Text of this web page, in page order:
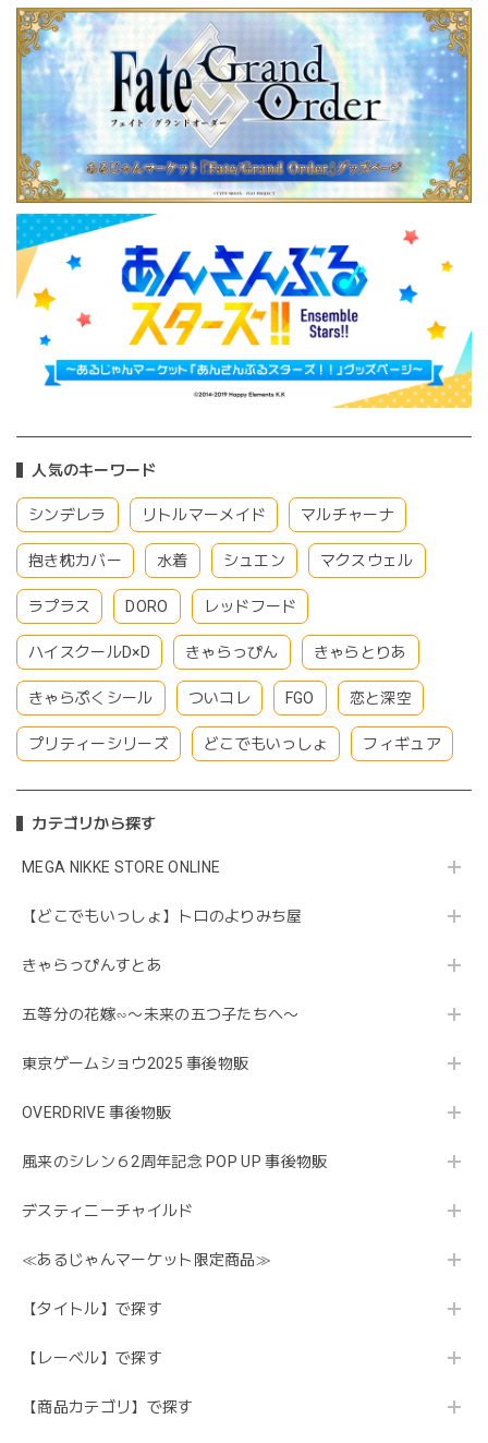
人気のキーワード
シンデレラ リトルマーメイド マルチャーナ
抱き枕カバー 水着 シュエン マクスウェル
ラプラス DORO レッドフード
ハイスクールD×D きゃらっぴん きゃらとりあ
きゃらぷくシール ついコレ FGO 恋と深空
プリティーシリーズ どこでもいっしょ フィギュア
カテゴリから探す
MEGA NIKKE STORE ONLINE
【どこでもいっしょ】トロのよりみち屋
きゃらっぴんすとあ
五等分の花嫁∽〜未来の五つ子たちへ〜
東京ゲームショウ2025 事後物販
OVERDRIVE 事後物販
風来のシレン６2周年記念 POP UP 事後物販
デスティニーチャイルド
≪あるじゃんマーケット限定商品≫
【タイトル】で探す
【レーベル】で探す
【商品カテゴリ】で探す